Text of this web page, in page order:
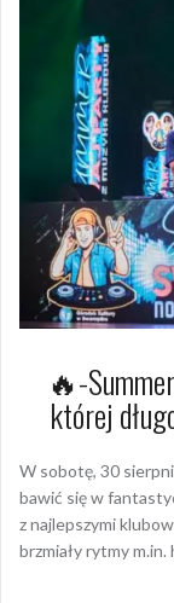
🔥-
której
W sobotę, 30
bawić się w
z najlepszymi
brzmiały rytmy